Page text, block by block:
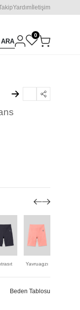
Yardım İletişim
ARA
0
Yavruagzı
Beden Tablosu